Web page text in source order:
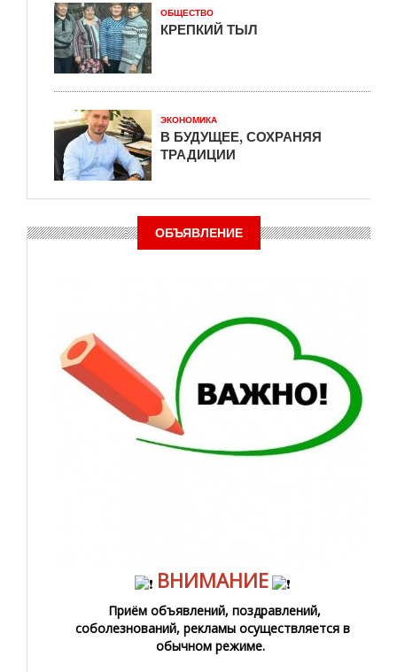
ОБЩЕСТВО
КРЕПКИЙ ТЫЛ
ЭКОНОМИКА
В БУДУЩЕЕ, СОХРАНЯЯ
ТРАДИЦИИ
ОБЪЯВЛЕНИЕ
ВНИМАНИЕ
Приём объявлений, поздравлений,
соболезнований, рекламы осуществляется в
обычном режиме.